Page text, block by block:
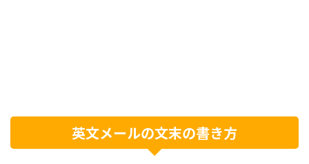
英文メールの文末の書き方